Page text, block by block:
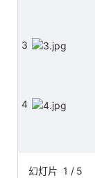
3
4
幻灯片 1 / 5